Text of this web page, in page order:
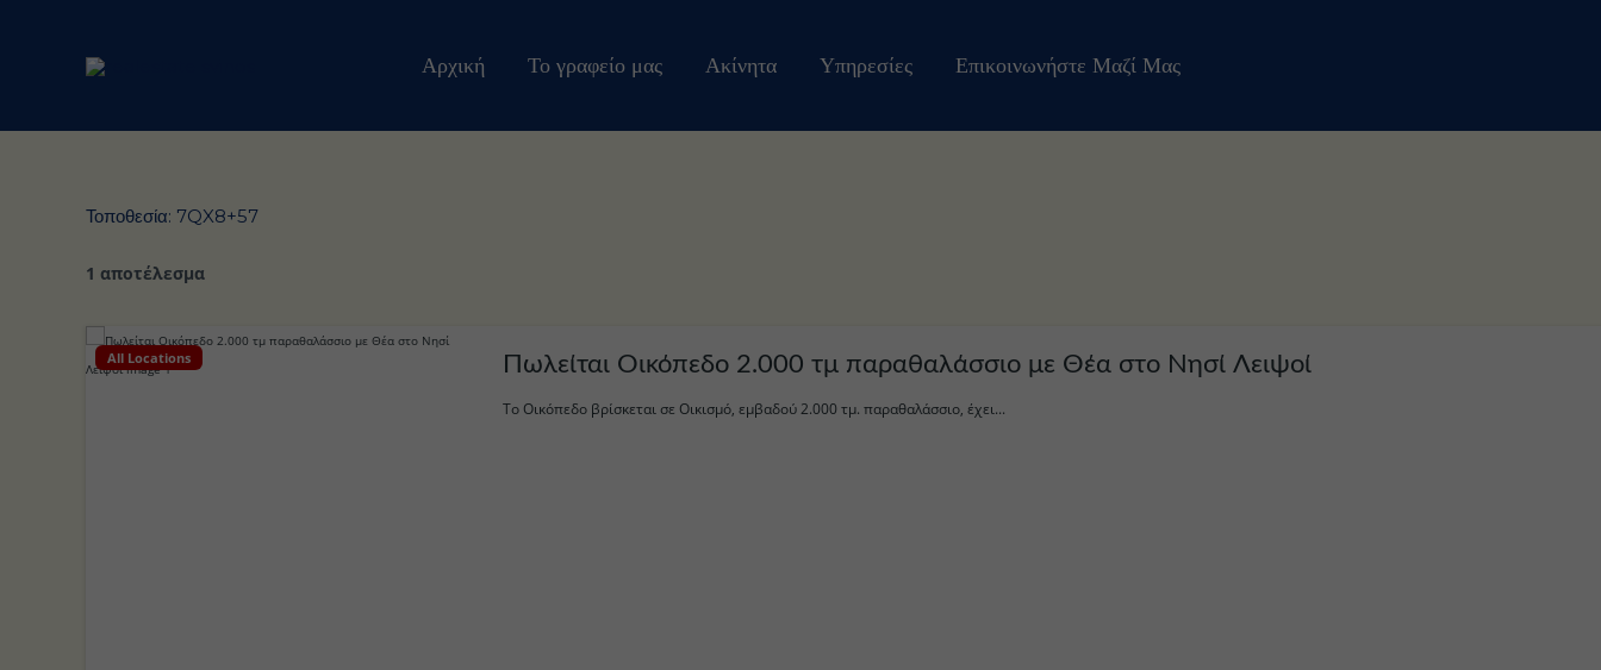
περιεχόμενο
Αρχική Το γραφείο μας Ακίνητα Υπηρεσίες Επικοινωνήστε Μαζί Μας
Τοποθεσία: 7QX8+57
1 αποτέλεσμα
All Locations Πωλείται Οικόπεδο 2.000 τμ παραθαλάσσιο με Θέα στο Νησί Λειψοί
Το Οικόπεδο βρίσκεται σε Οικισμό, εμβαδού 2.000 τμ. παραθαλάσσιο, έχει...